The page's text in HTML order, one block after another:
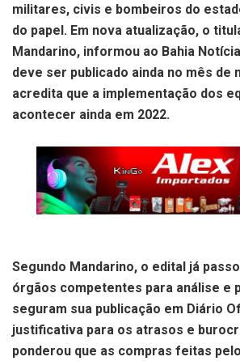
militares, civis e bombeiros do
do papel. Em nova atualização, o
Mandarino, informou ao Bahia
deve ser publicado ainda no mês de
acredita que a implementação dos
acontecer ainda em 2022.
Segundo Mandarino, o edital já
órgãos competentes para análise e
seguram sua publicação em Diário
justificativa para os atrasos e
ponderou que as compras feitas